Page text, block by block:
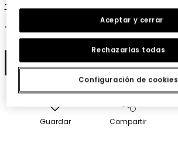
15,95 € 7,95 € 6,35 €
*Discount applied to season price
Añadir
Guardar Compartir
Configuración de cookies
Rechazarlas todas
Aceptar y cerrar